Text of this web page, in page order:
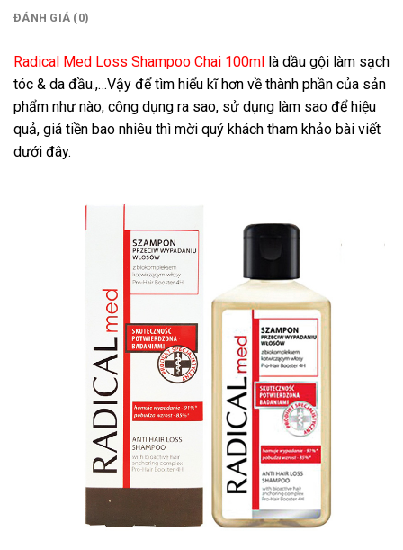
ĐÁNH GIÁ (0)
Radical Med Loss Shampoo Chai 100ml
là dầu gội làm sạch
tóc & da đầu.,…Vậy để tìm hiểu kĩ hơn về thành phần của sản
phẩm như nào, công dụng ra sao, sử dụng làm sao để hiệu
quả, giá tiền bao nhiêu thì mời quý khách tham khảo bài viết
dưới đây.